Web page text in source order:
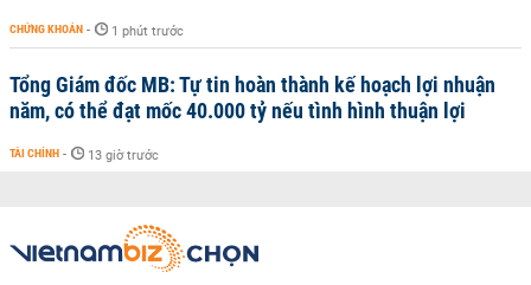
CHỨNG KHOÁN - 1 phút trước
Tổng Giám đốc MB: Tự tin hoàn thành kế hoạch lợi nhuận
năm, có thể đạt mốc 40.000 tỷ nếu tình hình thuận lợi
TÀI CHÍNH - 13 giờ trước